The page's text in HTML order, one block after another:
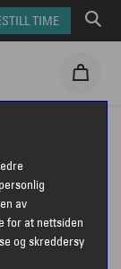
TIME
av
for at nettsiden
og skreddersy